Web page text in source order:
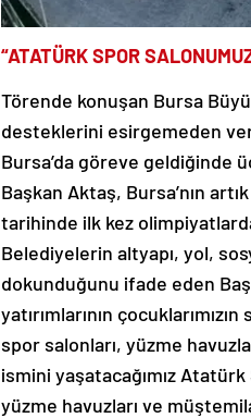
“ATATÜRK SPOR
Törende konuşan Bursa
desteklerini esirgemeden
Bursa’da göreve geldiğinde
Başkan Aktaş, Bursa’nın
tarihinde ilk kez
Belediyelerin altyapı, yol,
dokunduğunu ifade eden
yatırımlarının
spor salonları, yüzme
ismini yaşatacağımız
yüzme havuzları ve